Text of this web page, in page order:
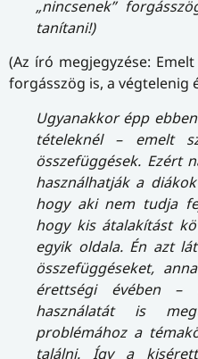
„nincsenek”
tanítani!)
(Az író megjegyzése:
forgásszög is, a végtelenig
Ugyanakkor épp
tételeknél – emelt
összefüggések. Ezért
használhatják a
hogy aki nem tudja
hogy kis átalakítást
egyik oldala. Én azt
összefüggéseket,
érettségi évében –
használatát is
problémához a
találni. Így a